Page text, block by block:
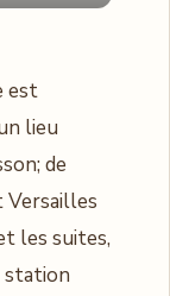
est
lieu
de
Versailles
les suites,
station